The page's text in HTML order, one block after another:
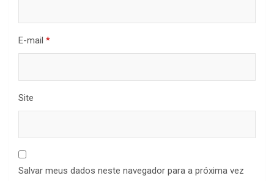
E-mail *
Site
Salvar meus dados neste navegador para a próxima vez